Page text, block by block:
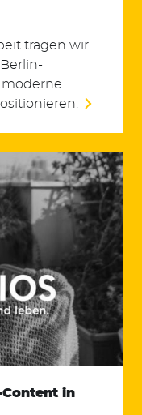
tragen wir
moderne
Content in